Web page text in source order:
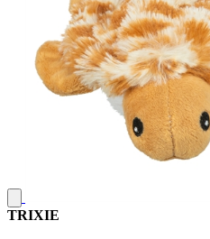
TRIXIE